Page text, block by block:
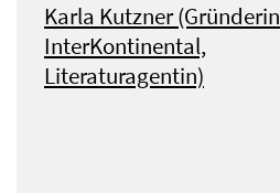
Karla Kutzner (Gründerin
InterKontinental,
Literaturagentin)